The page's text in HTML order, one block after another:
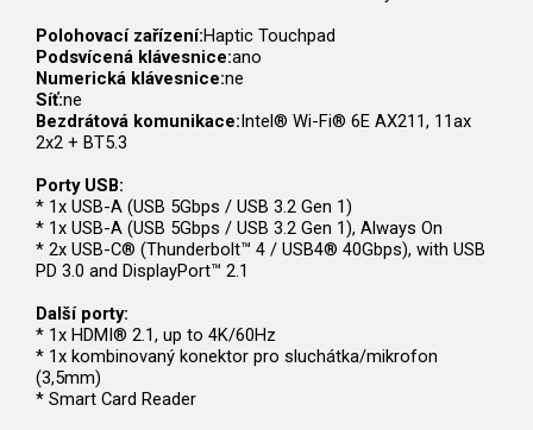
Polohovací zařízení:Haptic Touchpad
Podsvícená klávesnice:ano
Numerická klávesnice:ne
Síť:ne
Bezdrátová komunikace: Intel® Wi-Fi® 6E AX211, 11ax
2x2 + BT5.3
Porty USB:
* 1x USB-A (USB 5Gbps / USB 3.2 Gen 1)
* 1x USB-A (USB 5Gbps / USB 3.2 Gen 1), Always On
* 2x USB-C® (Thunderbolt™ 4 / USB4® 40Gbps), with USB
PD 3.0 and DisplayPort™ 2.1
Další porty:
* 1x HDMI® 2.1, up to 4K/60Hz
* 1x kombinovaný konektor pro sluchátka/mikrofon
(3,5mm)
* Smart Card Reader